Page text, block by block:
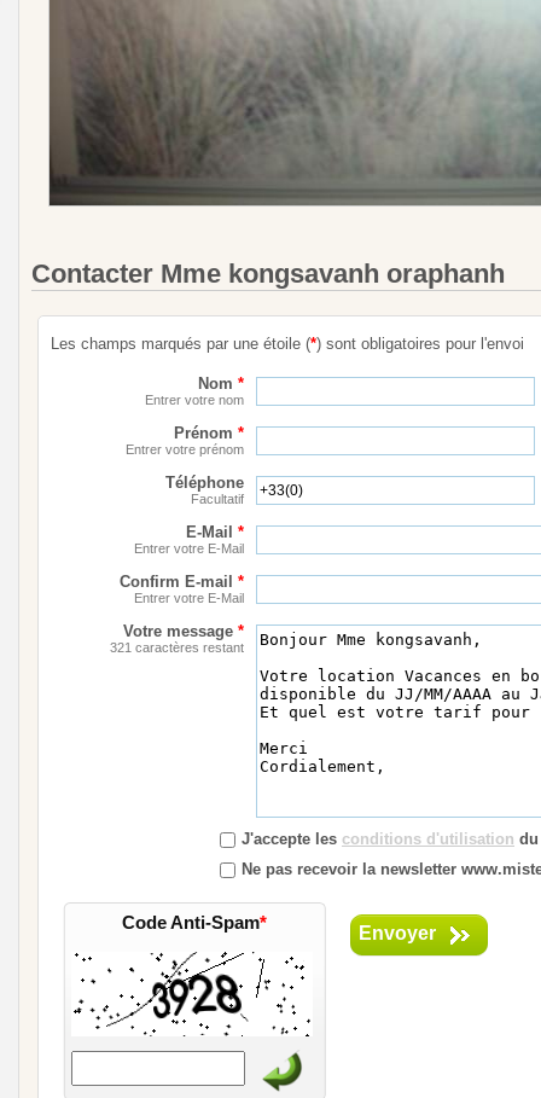
Contacter Mme kongsavanh oraphanh
Les champs marqués par une étoile (*) sont obligatoires pour l'envoi
Nom *
Entrer votre nom
Prénom *
Entrer votre prénom
Téléphone
Facultatif
E-Mail *
Entrer votre E-Mail
Confirm E-mail *
Entrer votre E-Mail
Votre message *
321 caractères restant
J'accepte les conditions d'utilisation
Ne pas recevoir la newsletter
Code Anti-Spam* Envoyer